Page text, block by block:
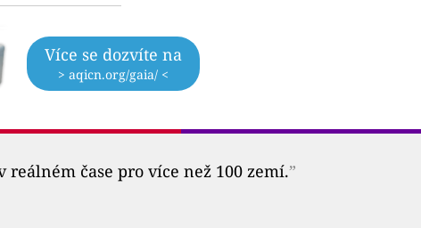
Více se dozvíte na
> aqicn.org/gaia/ <
reálném čase pro více než 100 zemí.”